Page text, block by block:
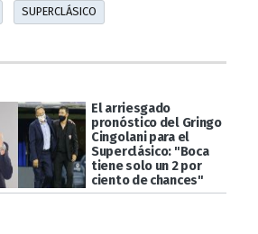
SUPERCLÁSICO
El arriesgado
pronóstico del Gringo
Cingolani para el
Superclásico: "Boca
tiene solo un 2 por
ciento de chances"